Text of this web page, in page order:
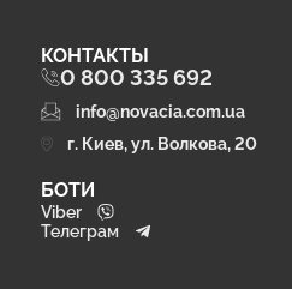
КОНТАКТЫ
0 800 335 692
info@novacia.com.ua
г. Киев, ул. Волкова, 20
БОТИ
Viber
Телеграм